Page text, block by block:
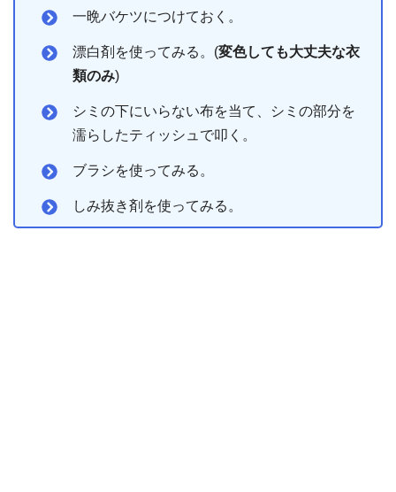
一晩バケツにつけておく。
漂白剤を使ってみる。(変色しても大丈夫な衣
類のみ)
シミの下にいらない布を当て、シミの部分を
濡らしたティッシュで叩く。
ブラシを使ってみる。
しみ抜き剤を使ってみる。